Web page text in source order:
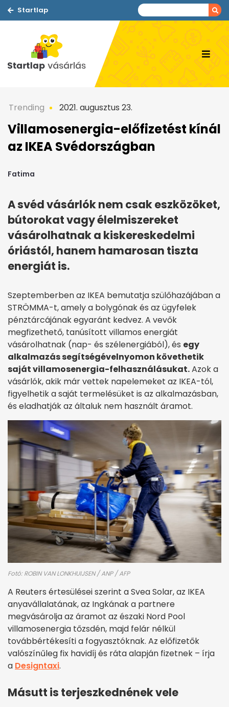
Startlap
Trending 2021. augusztus 23.
Villamosenergia-előfizetést kínál
az IKEA Svédországban
Fatima
A svéd vásárlók nem csak eszközöket,
bútorokat vagy élelmiszereket
vásárolhatnak a kiskereskedelmi
óriástól, hanem hamarosan tiszta
energiát is.
Szeptemberben az IKEA bemutatja szülőhazájában a
STRÖMMA-t, amely a bolygónak és az ügyfelek
pénztárcájának egyaránt kedvez. A vevők
megfizethető, tanúsított villamos energiát
vásárolhatnak (nap- és szélenergiából), és egy
alkalmazás segítségévelnyomon követhetik
saját villamosenergia-felhasználásukat.Azok a
vásárlók, akik már vettek napelemeket az IKEA-tól,
figyelhetik a saját termelésüket is az alkalmazásban,
és eladhatják az általuk nem használt áramot.
Fotó: ROBIN VAN LONKHUIJSEN / ANP / AFP
A Reuters értesülései szerint a Svea Solar, az IKEA
anyavállalatának, az Ingkának a partnere
megvásárolja az áramot az északi Nord Pool
villamosenergia tőzsdén, majd felár nélkül
továbbértékesíti a fogyasztóknak. Az előfizetők
valószínűleg fix havidíj és ráta alapján fizetnek – írja
a Designtaxi.
Másutt is terjeszkednének vele